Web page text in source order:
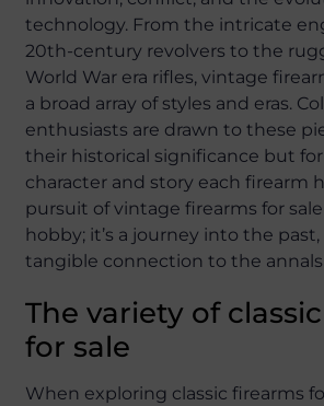
technology. From the intricate
20th-century revolvers to the
World War era rifles, vintage
a broad array of styles and eras.
enthusiasts are drawn to these
their historical significance but
character and story each firearm
pursuit of vintage firearms for
hobby; it’s a journey into the
tangible connection to the annals
The variety of
for sale
When exploring classic firearms